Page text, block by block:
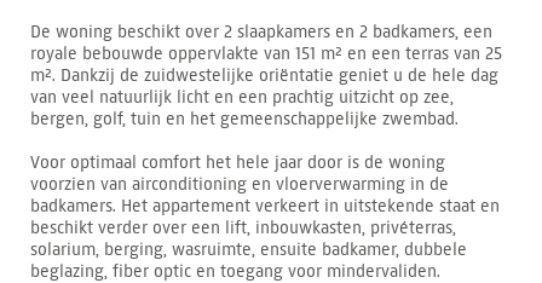
De woning beschikt over 2 slaapkamers en 2 badkamers, een
royale bebouwde oppervlakte van 151 m² en een terras van 25
m². Dankzij de zuidwestelijke oriëntatie geniet u de hele dag
van veel natuurlijk licht en een prachtig uitzicht op zee,
bergen, golf, tuin en het gemeenschappelijke zwembad.
Voor optimaal comfort het hele jaar door is de woning
voorzien van airconditioning en vloerverwarming in de
badkamers. Het appartement verkeert in uitstekende staat en
beschikt verder over een lift, inbouwkasten, privéterras,
solarium, berging, wasruimte, ensuite badkamer, dubbele
beglazing, fiber optic en toegang voor mindervaliden.